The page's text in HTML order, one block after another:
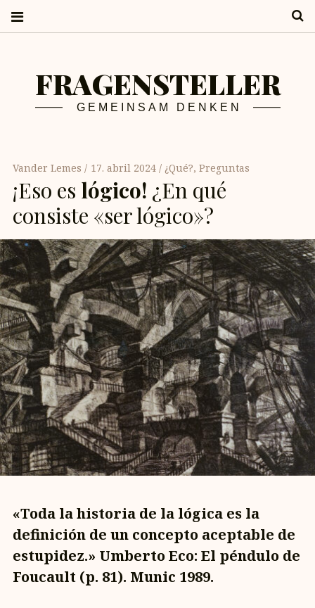
FRAGENSTELLER
GEMEINSAM DENKEN
Vander Lemes 17. abril 2024 ¿Qué?, Preguntas
¡Eso es lógico! ¿En qué
consiste «ser lógico»?
«Toda la historia de la lógica es la
definición de un concepto aceptable de
estupidez.» Umberto Eco: El péndulo de
Foucault (p. 81). Munic 1989.